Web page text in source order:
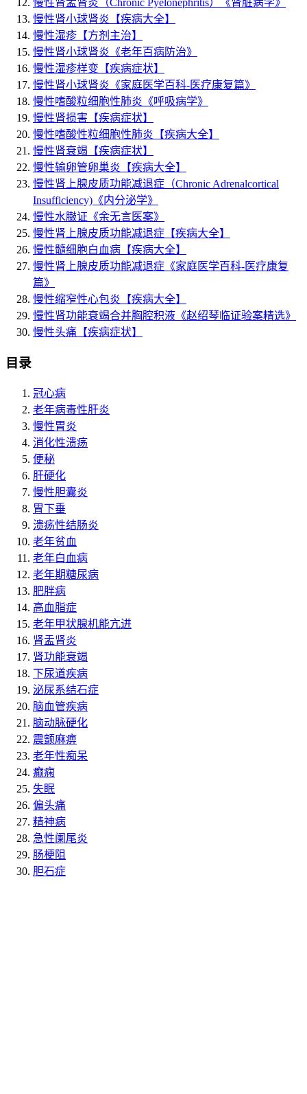
慢性肾盂肾炎（Chronic Pyelonephritis）
《肾脏病学》
慢性肾小球肾炎 【疾病大全】
慢性湿疹 【方剂主治】
慢性肾小球肾炎 《老年百病防治》
慢性湿疹样变 【疾病症状】
慢性肾小球肾炎 《家庭医学百科-医疗康复篇》
慢性嗜酸粒细胞性肺炎 《呼吸病学》
慢性肾损害 【疾病症状】
慢性嗜酸性粒细胞性肺炎 【疾病大全】
慢性肾衰竭 【疾病症状】
慢性输卵管卵巢炎 【疾病大全】
慢性肾上腺皮质功能减退症（Chronic Adrenalcortical
Insufficiency) 《内分泌学》
慢性水臌证 《余无言医案》
慢性肾上腺皮质功能减退症 【疾病大全】
慢性髓细胞白血病 【疾病大全】
慢性肾上腺皮质功能减退症 《家庭医学百科-医疗康复
篇》
慢性缩窄性心包炎 【疾病大全】
慢性肾功能衰竭合并胸腔积液 《赵绍琴临证验案精选》
慢性头痛 【疾病症状】
目录
冠心病
老年病毒性肝炎
慢性胃炎
消化性溃疡
便秘
肝硬化
慢性胆囊炎
胃下垂
溃疡性结肠炎
老年贫血
老年白血病
老年期糖尿病
肥胖病
高血脂症
老年甲状腺机能亢进
肾盂肾炎
肾功能衰竭
下尿道疾病
泌尿系结石症
脑血管疾病
脑动脉硬化
震颤麻痹
老年性痴呆
癫痫
失眠
偏头痛
精神病
急性阑尾炎
肠梗阻
胆石症